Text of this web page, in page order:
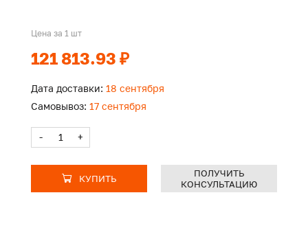
Цена за 1 шт
121 813.93 ₽
Дата доставки: 18 сентября
Самовывоз: 17 сентября
- +
КУПИТЬ
ПОЛУЧИТЬ
КОНСУЛЬТАЦИЮ